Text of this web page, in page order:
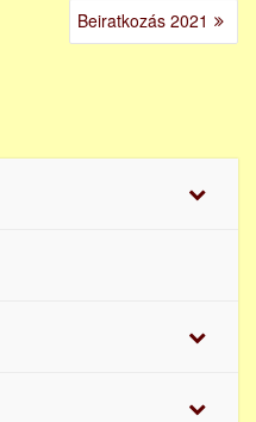
Beiratkozás 2021